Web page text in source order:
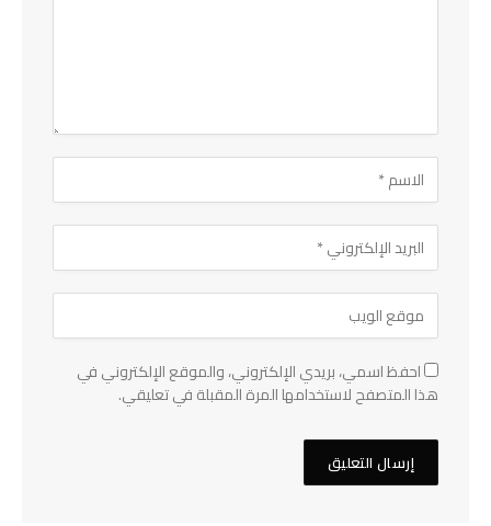
احفظ اسمي، بريدي الإلكتروني، والموقع الإلكتروني في
هذا المتصفح لاستخدامها المرة المقبلة في تعليقي.